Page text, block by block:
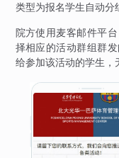
类型为报名学生自动分
院方使用麦客邮件平
择相应的活动群组群
给参加该活动的学生，